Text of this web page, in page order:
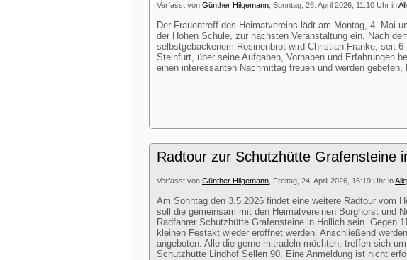
Verfasst von Günther Hilgemann , Sonntag, 26. April 2026, 11:10 Uhr in
Der Frauentreff des Heimatvereins lädt am Montag, 4. Mai
der Hohen Schule, zur nächsten Veranstaltung ein. Nach
selbstgebackenem Rosinenbrot wird Christian Franke, seit
Steinfurt, über seine Aufgaben, Vorhaben und Erfahrungen
einen interessanten Nachmittag freuen und werden
Radtour zur Schutzhütte Grafensteine
Verfasst von Günther Hilgemann , Freitag, 24. April 2026, 16:19 Uhr in
Am Sonntag den 3.5.2026 findet eine weitere Radtour vom
soll die gemeinsam mit den Heimatvereinen Borghorst und
Radfahrer Schutzhütte Grafensteine in Hollich sein. Gegen
kleinen Festakt wieder eröffnet werden. Anschließend
angeboten. Alle die gerne mitradeln möchten, treffen sich
Schutzhütte Lindhof Sellen 90. Eine Anmeldung ist nicht